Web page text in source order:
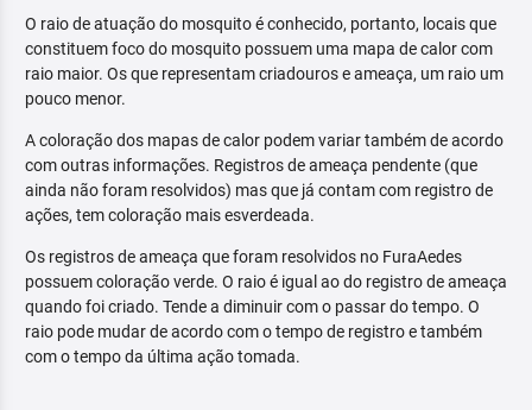
O raio de atuação do mosquito é conhecido, portanto, locais que
constituem foco do mosquito possuem uma mapa de calor com
raio maior. Os que representam criadouros e ameaça, um raio um
pouco menor.
A coloração dos mapas de calor podem variar também de acordo
com outras informações. Registros de ameaça pendente (que
ainda não foram resolvidos) mas que já contam com registro de
ações, tem coloração mais esverdeada.
Os registros de ameaça que foram resolvidos no FuraAedes
possuem coloração verde. O raio é igual ao do registro de ameaça
quando foi criado. Tende a diminuir com o passar do tempo. O
raio pode mudar de acordo com o tempo de registro e também
com o tempo da última ação tomada.